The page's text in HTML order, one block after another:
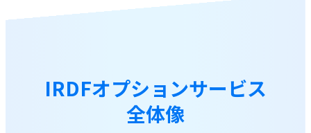
IRDFオプションサービス
全体像